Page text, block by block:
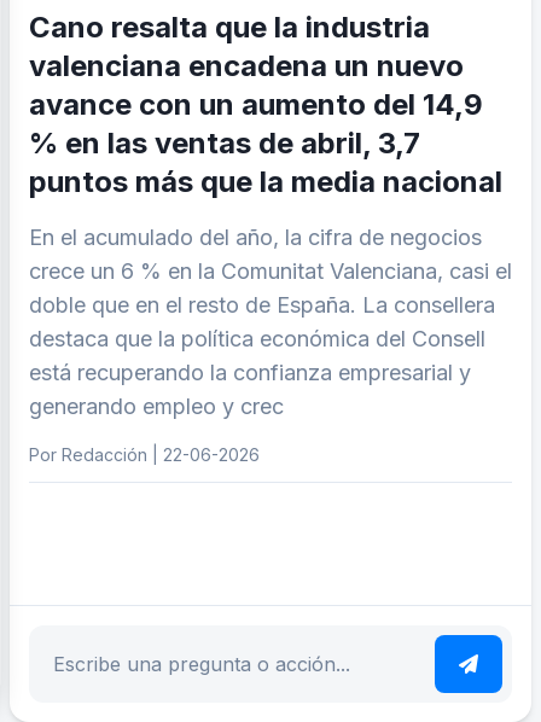
Cano resalta que la industria
valenciana encadena un nuevo
avance con un aumento del 14,9
% en las ventas de abril, 3,7
puntos más que la media nacional
En el acumulado del año, la cifra de negocios
crece un 6 % en la Comunitat Valenciana, casi el
doble que en el resto de España. La consellera
destaca que la política económica del Consell
está recuperando la confianza empresarial y
generando empleo y crec
Por Redacción | 22-06-2026
Escribe tu pregunta